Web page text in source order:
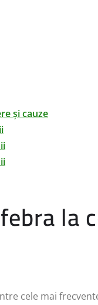
și cauze
la
cele mai